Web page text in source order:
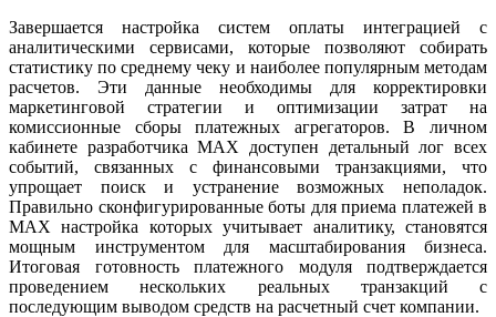
Завершается настройка систем оплаты интеграцией с
аналитическими сервисами, которые позволяют собирать
статистику по среднему чеку и наиболее популярным методам
расчетов. Эти данные необходимы для корректировки
маркетинговой стратегии и оптимизации затрат на
комиссионные сборы платежных агрегаторов. В личном
кабинете разработчика MAX доступен детальный лог всех
событий, связанных с финансовыми транзакциями, что
упрощает поиск и устранение возможных неполадок.
Правильно сконфигурированные боты для приема платежей в
MAX настройка которых учитывает аналитику, становятся
мощным инструментом для масштабирования бизнеса.
Итоговая готовность платежного модуля подтверждается
проведением нескольких реальных транзакций с
последующим выводом средств на расчетный счет компании.